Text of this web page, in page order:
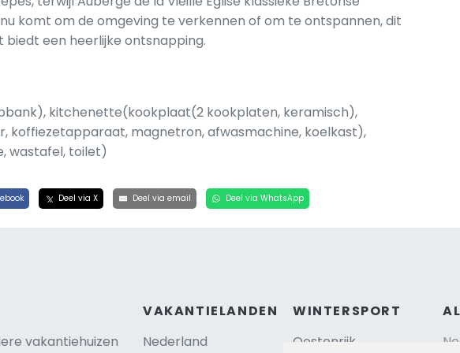
komt om de omgeving te verkennen of om te ontspannen, dit
een heerlijke ontsnapping.
kitchenette(kookplaat(2 kookplaten, keramisch),
koffiezetapparaat, magnetron, afwasmachine, koelkast),
wastafel, toilet)
Deel via X Deel via email Deel via WhatsApp
vakantiehuizen
VAKANTIELANDEN
Nederland
WINTERSPORT
Oostenrijk